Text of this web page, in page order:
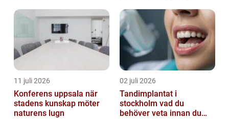
11 juli 2026
Konferens uppsala när
stadens kunskap möter
naturens lugn
02 juli 2026
Tandimplantat i
stockholm vad du
behöver veta innan du